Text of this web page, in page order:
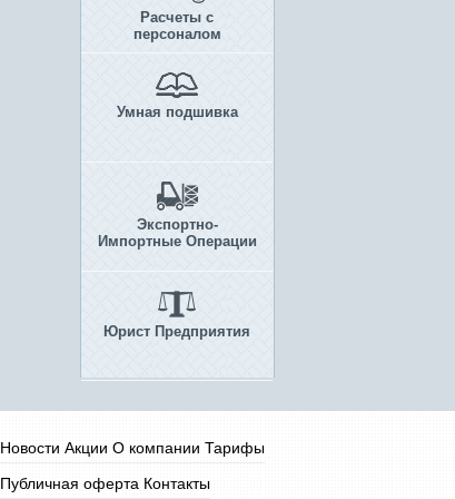
Расчеты с
персоналом
Умная подшивка
Экспортно-
Импортные Операции
Юрист Предприятия
Новости Акции О компании Тарифы
Публичная оферта Контакты